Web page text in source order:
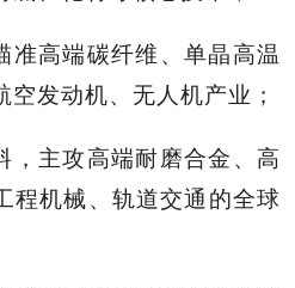
准高端碳纤维、单晶高温
发动机、无人机产业；
，主攻高端耐磨合金、高
程机械、轨道交通的全球